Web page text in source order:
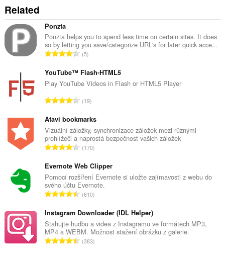
Related
Ponzta
Ponzta helps you to spend less time on certain sites. It does
so by letting you save/categorize URL's for later quick acce...
C
l
k
v
p
o
č
e
t
h
o
d
o
c
e
n
5
YouTube™ Flash-HTML5
Play YouTube Videos in Flash or HTML5 Player
C
l
k
o
v
p
o
č
e
t
h
o
d
19
Atavi bookmarks
Vizuální záložky, synchronizace záložek mezi různými
prohlížeči a naprostá bezpečnost vašich záložek
C
l
k
o
v
p
o
č
e
170
Evernote Web Clipper
Pomocí rozšíření Evernote si uložte zajímavosti z webu do
svého účtu Evernote.
C
l
k
o
v
610
Instagram Downloader (IDL Helper)
Stahujte hudbu a videa z Instagramu ve formátech MP3,
MP4 a WEBM. Možnost stažení obrázku z galerie.
C383